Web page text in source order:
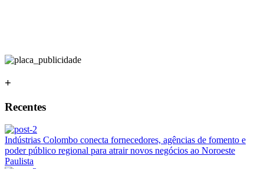
+
Recentes
Indústrias Colombo conecta fornecedores, agências de fomento e
poder público regional para atrair novos negócios ao Noroeste
Paulista